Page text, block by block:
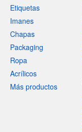
Etiquetas
Imanes
Chapas
Packaging
Ropa
Acrílicos
Más productos